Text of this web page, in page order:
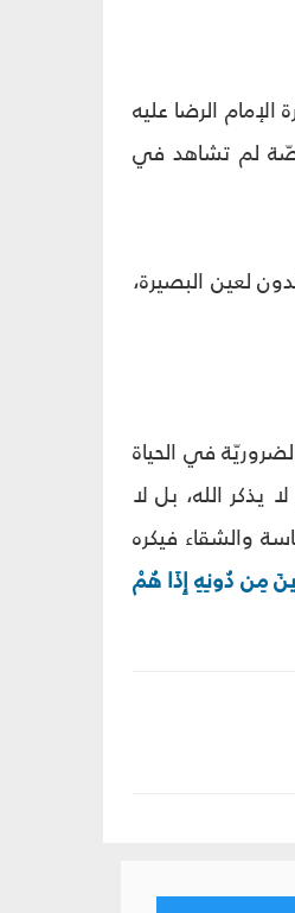
الرضا عليه
لم تشاهد في
لعين البصيرة،
في الحياة
يذكر الله، بل لا
والشقاء فيكره
مِن دُونِهِ إِذَا هُمْ